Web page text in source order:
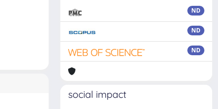
ND
ND
ND
social impact